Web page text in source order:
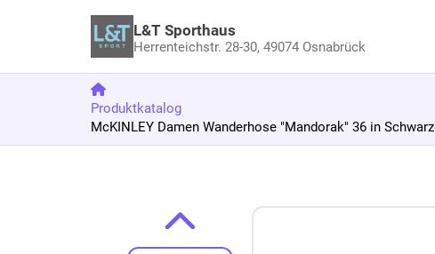
L&T Sporthaus
Herrenteichstr. 28-30,49074 Osnabrück
Produktkatalog
McKINLEY Damen Wanderhose "Mandorak" 36 in Schwarz
Zur Produktbeschreibung springen